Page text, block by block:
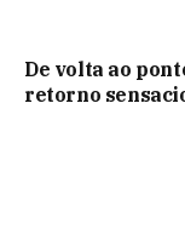
De volta ao
retorno